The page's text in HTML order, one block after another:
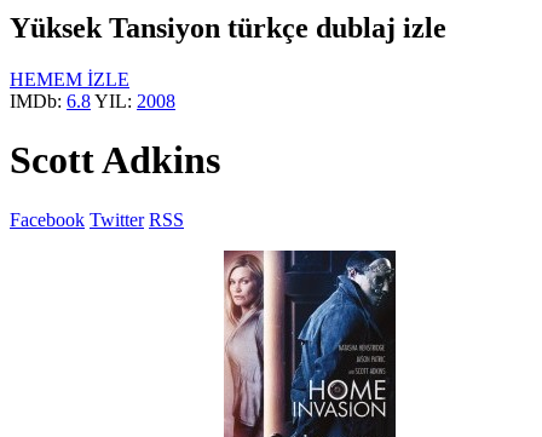
Yüksek Tansiyon türkçe dublaj izle
HEMEM İZLE
IMDb: 6.8YIL: 2008
Scott Adkins
Facebook Twitter RSS